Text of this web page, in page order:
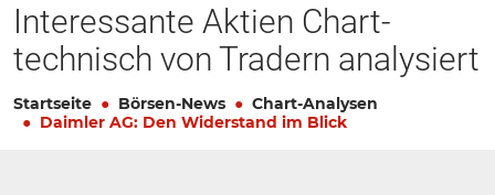
Interessante Aktien Chart-
technisch von Tradern analysiert
Startseite Börsen-News
Chart-Analysen
Daimler AG: Den Widerstand im Blick